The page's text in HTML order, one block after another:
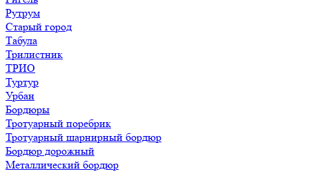
Рутрум
Старый город
Табула
Трилистник
ТРИО
Туртур
Урбан
Бордюры
Тротуарный поребрик
Тротуарный шарнирный бордюр
Бордюр дорожный
Металлический бордюр